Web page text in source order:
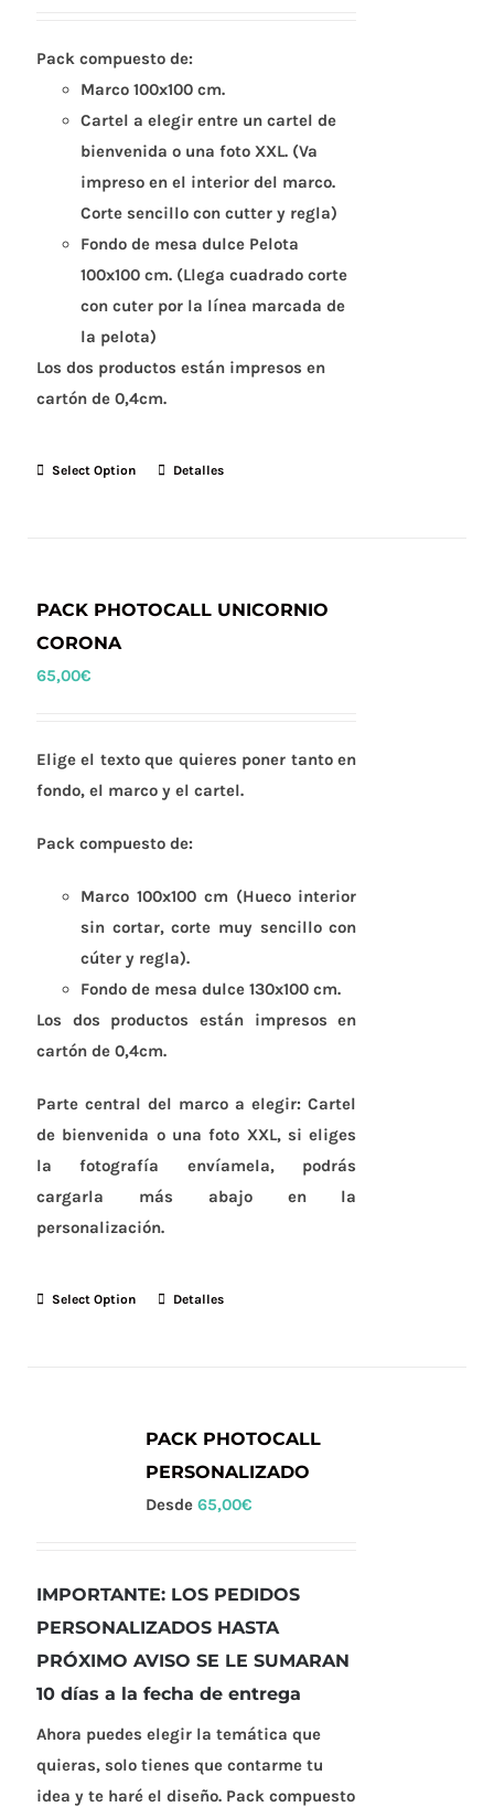
Pack compuesto de:
Marco 100x100 cm.
Cartel a elegir entre un cartel de
bienvenida o una foto XXL. (Va
impreso en el interior del marco.
Corte sencillo con cutter y regla)
Fondo de mesa dulce Pelota
100x100 cm. (Llega cuadrado corte
con cuter por la línea marcada de
la pelota)
Los dos productos están impresos en
cartón de 0,4cm.
Select Option Detalles
PACK PHOTOCALL UNICORNIO
CORONA
65,00€
Elige el texto que quieres poner tanto en
fondo, el marco y el cartel.
Pack compuesto de:
Marco 100x100 cm (Hueco interior
sin cortar, corte muy sencillo con
cúter y regla).
Fondo de mesa dulce 130x100 cm.
Los dos productos están impresos en
cartón de 0,4cm.
Parte central del marco a elegir: Cartel
de bienvenida o una foto XXL, si eliges
la fotografía envíamela, podrás
cargarla más abajo en la
personalización.
Select Option Detalles
PACK PHOTOCALL
PERSONALIZADO
Desde65,00€
IMPORTANTE: LOS PEDIDOS
PERSONALIZADOS HASTA
PRÓXIMO AVISO SE LE SUMARAN
10 días a la fecha de entrega
Ahora puedes elegir la temática que
quieras, solo tienes que contarme tu
idea y te haré el diseño. Pack compuesto